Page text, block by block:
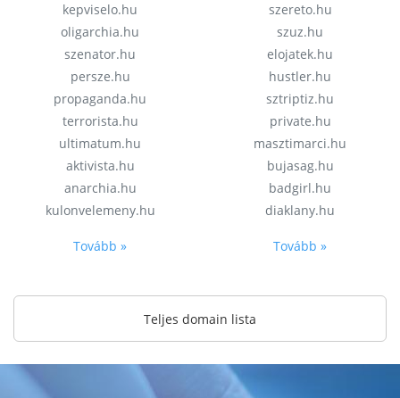
kepviselo.hu
oligarchia.hu
szenator.hu
persze.hu
propaganda.hu
terrorista.hu
ultimatum.hu
aktivista.hu
anarchia.hu
kulonvelemeny.hu
Tovább »
szereto.hu
szuz.hu
elojatek.hu
hustler.hu
sztriptiz.hu
private.hu
masztimarci.hu
bujasag.hu
badgirl.hu
diaklany.hu
Tovább »
Teljes domain lista